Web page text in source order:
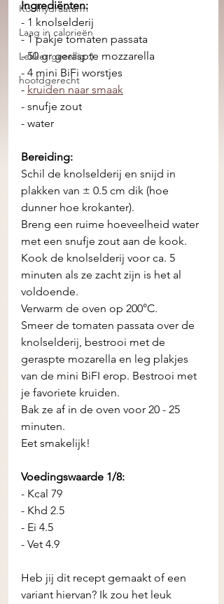
Koolhydraatarm
Laag in calorieën
Lekker gezellig :)
hoofdgerecht
Ingrediënten:
- 1 knolselderij
- 1 pakje tomaten passata
- 50 gr geraspte mozzarella
- 4 mini BiFi worstjes
- kruiden naar smaak
- snufje zout
- water
Bereiding:
Schil de knolselderij en snijd in
plakken van ± 0.5 cm dik (hoe
dunner hoe krokanter).
Breng een ruime hoeveelheid water
met een snufje zout aan de kook.
Kook de knolselderij voor ca. 5
minuten als ze zacht zijn is het al
voldoende.
Verwarm de oven op 200°C.
Smeer de tomaten passata over de
knolselderij, bestrooi met de
geraspte mozarella en leg plakjes
van de mini BiFI erop. Bestrooi met
je favoriete kruiden.
Bak ze af in de oven voor 20 - 25
minuten.
Eet smakelijk!
Voedingswaarde 1/8:
- Kcal 79
- Khd 2.5
- Ei 4.5
- Vet 4.9
Heb jij dit recept gemaakt of een
variant hiervan? Ik zou het leuk